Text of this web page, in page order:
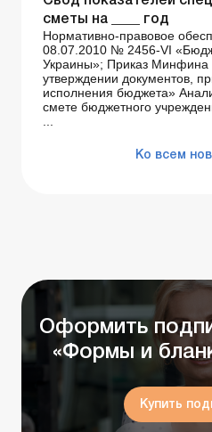
сметы на ____ год
Нормативно-правовое
08.07.2010 № 2456-VI
Украины»; Приказ
утверждении документов,
исполнения бюджета»
смете бюджетного
...
Ко всем
Оформить
«Формы и
Купить